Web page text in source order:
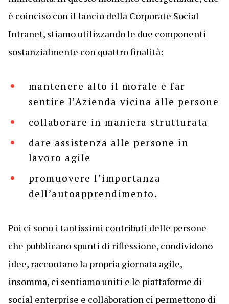
è coinciso con il lancio della Corporate Social
Intranet, stiamo utilizzando le due componenti
sostanzialmente con quattro finalità:
mantenere alto il morale e far
sentire l’Azienda vicina alle persone
collaborare in maniera strutturata
dare assistenza alle persone in
lavoro agile
promuovere l’importanza
dell’autoapprendimento.
Poi ci sono i tantissimi contributi delle persone
che pubblicano spunti di riflessione, condividono
idee, raccontano la propria giornata agile,
insomma, ci sentiamo uniti e le piattaforme di
social enterprise e collaboration ci permettono di